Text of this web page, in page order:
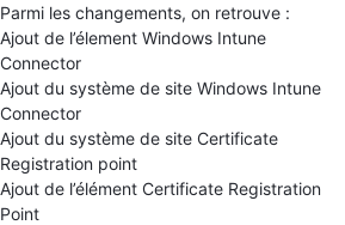
Parmi les changements, on retrouve :
Ajout de l’élement Windows Intune
Connector
Ajout du système de site Windows Intune
Connector
Ajout du système de site Certificate
Registration point
Ajout de l’élément Certificate Registration
Point